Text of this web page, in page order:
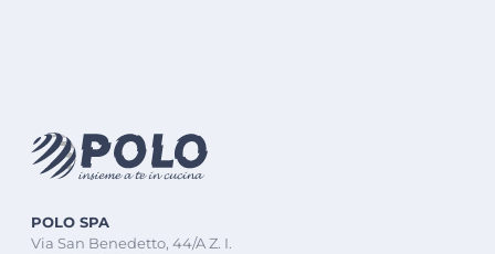
POLO SPA
Via San Benedetto, 44/A Z. I.